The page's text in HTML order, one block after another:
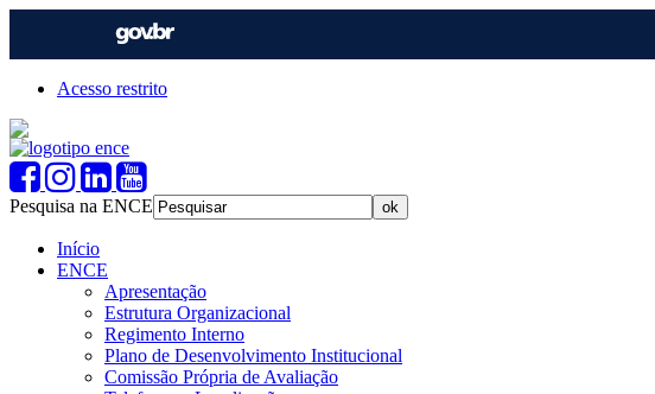
Acesso restrito
Pesquisa na ENCE
Início
ENCE
Apresentação
Estrutura Organizacional
Regimento Interno
Plano de Desenvolvimento Institucional
Comissão Própria de Avaliação